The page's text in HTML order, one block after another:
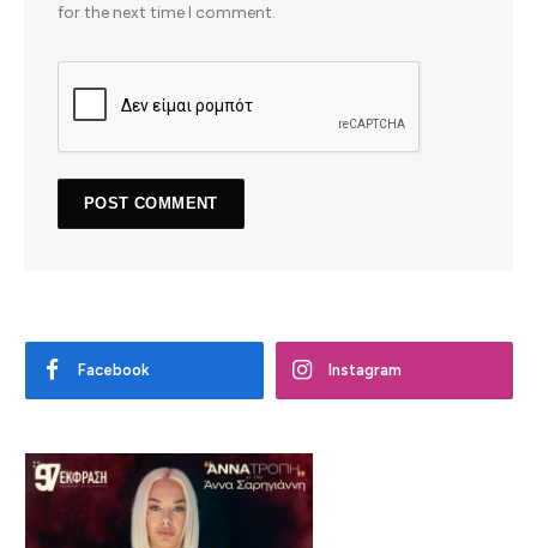
for the next time I comment.
Facebook Instagram